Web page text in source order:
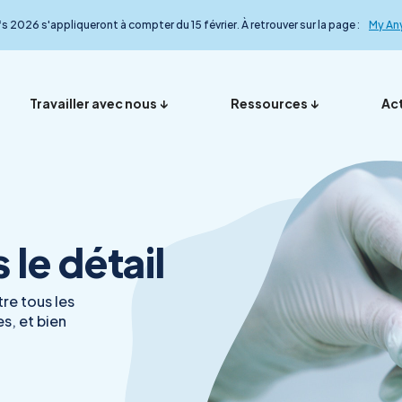
2026 s'appliqueront à compter du 15 février. À retrouver sur la page : My
L’équipe
Nos
Travailler avec nous
France
My Anydiag
Ressources
Nos
le détail
le détail
tous les
et bien